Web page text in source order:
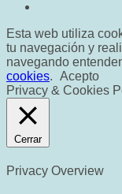
Esta web utiliza
tu navegación y
navegando
cookies. Acepto
Privacy & Cookies
Cerrar
Privacy Overview